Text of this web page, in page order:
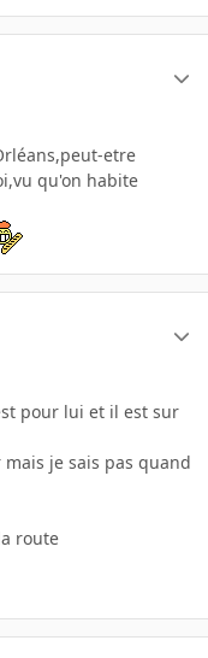
etre
qu'on habite
pour lui et il est sur
je sais pas quand
route